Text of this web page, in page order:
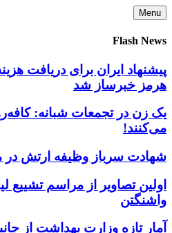
Skip
to
content
Menu
Flash News
پیشنهاد ایران برای دریافت
هرمز خبرساز شد
یک زن در تجمعات شبانه:
می‌کنند!
شهادت سرباز وظیفه ارتش در
اولین تصاویر از مراسم تشییع
واشنگتن
آمار تازه وزارت بهداشت از